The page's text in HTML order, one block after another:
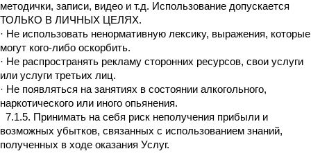
методички, записи, видео и т.д. Использование допускается
ТОЛЬКО В ЛИЧНЫХ ЦЕЛЯХ.
· Не использовать ненормативную лексику, выражения, которые
могут кого-либо оскорбить.
· Не распространять рекламу сторонних ресурсов, свои услуги
или услуги третьих лиц.
· Не появляться на занятиях в состоянии алкогольного,
наркотического или иного опьянения.
7.1.5. Принимать на себя риск неполучения прибыли и
возможных убытков, связанных с использованием знаний,
полученных в ходе оказания Услуг.